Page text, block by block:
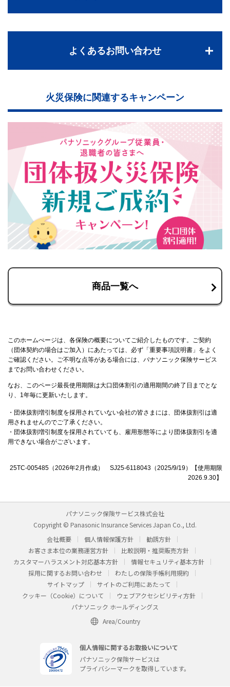
よくあるお問い合わせ
火災保険に関連するキャンペーン
商品一覧へ
このホームぺージは、各保険の概要についてご紹介したものです。ご契約
（団体契約の場合はご加入）にあたっては、必ず「重要事項説明書」をよく
ご確認ください。ご不明な点等がある場合には、パナソニック保険サービス
までお問い合わせください。
なお、このページ最長使用期限は大口団体割引の適用期間の終了日までとな
り、1年毎に更新いたします。
・団体扱割増引制度を採用されていない会社の皆さまには、団体扱割引は適
用されませんのでご了承ください。
・団体扱割増引制度を採用されていても、雇用形態等により団体扱割引を適
用できない場合がございます。
25TC-005485（2026年2月作成） SJ25-6118043（2025/9/19）【使用期限
2026.9.30】
パナソニック保険サービス株式会社
Copyright © Panasonic Insurance Services Japan Co., Ltd.
会社概要
個人情報保護方針
勧誘方針
お客さま本位の業務運営方針
比較説明・推奨販売方針
カスタマーハラスメント対応基本方針
情報セキュリティ基本方針
採用に関するお問い合わせ
わたしの保険手帳利用規約
サイトマップ
サイトのご利用にあたって
クッキー（Cookie）について
ウェブアクセシビリティ方針
パナソニック ホールディングス
Area/Country
個人情報に関するお取扱いについて
パナソニック保険サービスは
プライバシーマークを取得しています。